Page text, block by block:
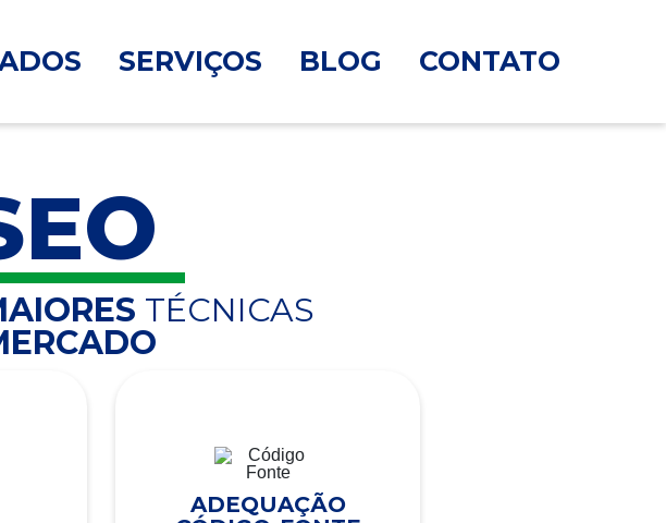
SERVIÇOS BLOG CONTATO
TÉCNICAS
ADEQUAÇÃO